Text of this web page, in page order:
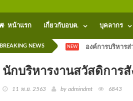
หน้าแรก เกี่ยวกับอบต. บุคลากร
BREAKING NEWS NEW องค์การบริหาร
นักบริหารงานสวัสดิการ
11 พ.ย. 2563 by admindmt 6843